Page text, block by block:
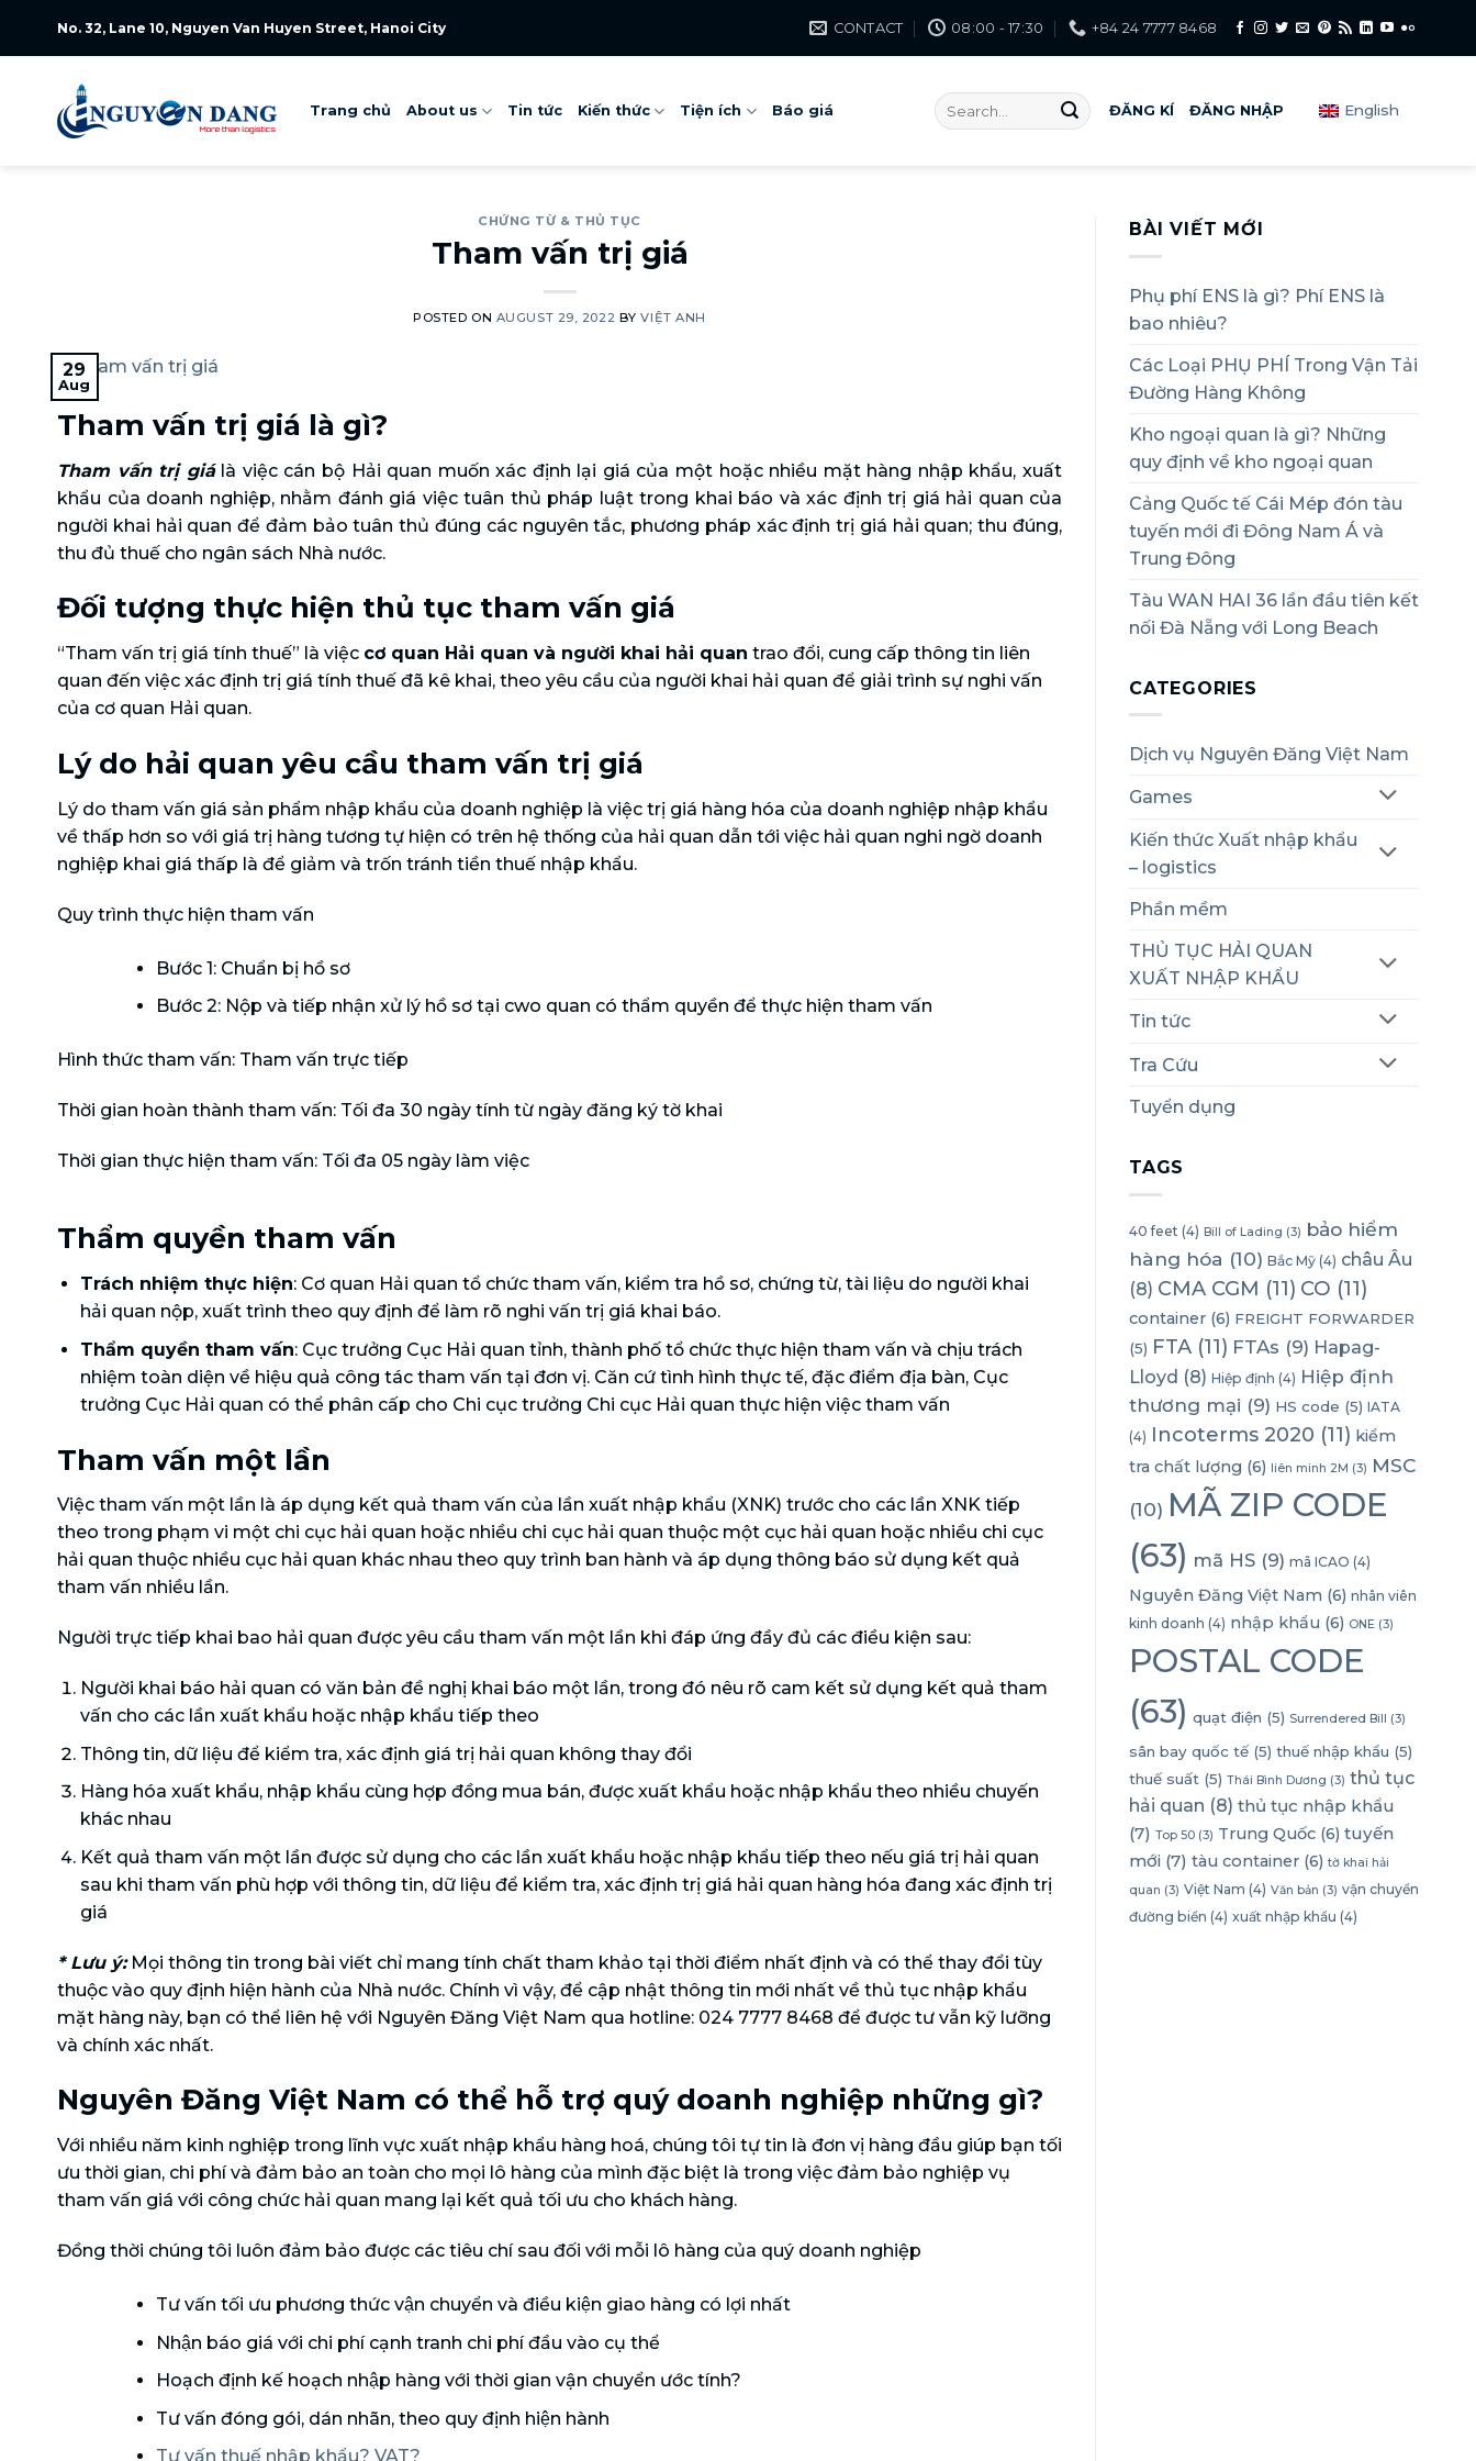
No. 32, Lane 10, Nguyen Van Huyen Street, Hanoi City CONTACT 08:00 - 17:30 +84 24 7777 8468
Trang chủ About us Tin tức Kiến thức Tiện ích Báo giá ĐĂNG KÍ ĐĂNG NHẬP English
CHỨNG TỪ & THỦ TỤC
Tham vấn trị giá
POSTED ON AUGUST 29, 2022 BYVIỆT ANH
29
Aug
Tham vấn trị giá là gì?
Tham vấn trị giálà việc cán bộ Hải quan muốn xác định lại giá của một hoặc nhiều mặt hàng nhập khẩu, xuất
khẩu của doanh nghiệp, nhằm đánh giá việc tuân thủ pháp luật trong khai báo và xác định trị giá hải quan của
người khai hải quan để đảm bảo tuân thủ đúng các nguyên tắc, phương pháp xác định trị giá hải quan; thu đúng,
thu đủ thuế cho ngân sách Nhà nước.
Đối tượng thực hiện thủ tục tham vấn giá
“Tham vấn trị giá tính thuế” là việc cơ quan Hải quan và người khai hải quan trao đổi, cung cấp thông tin liên
quan đến việc xác định trị giá tính thuế đã kê khai, theo yêu cầu của người khai hải quan để giải trình sự nghi vấn
của cơ quan Hải quan.
Lý do hải quan yêu cầu tham vấn trị giá
Lý do tham vấn giá sản phẩm nhập khẩu của doanh nghiệp là việc trị giá hàng hóa của doanh nghiệp nhập khẩu
về thấp hơn so với giá trị hàng tương tự hiện có trên hệ thống của hải quan dẫn tới việc hải quan nghi ngờ doanh
nghiệp khai giá thấp là để giảm và trốn tránh tiền thuế nhập khẩu.
Quy trình thực hiện tham vấn
Bước 1: Chuẩn bị hồ sơ
Bước 2: Nộp và tiếp nhận xử lý hồ sơ tại cwo quan có thẩm quyền để thực hiện tham vấn
Hình thức tham vấn: Tham vấn trực tiếp
Thời gian hoàn thành tham vấn: Tối đa 30 ngày tính từ ngày đăng ký tờ khai
Thời gian thực hiện tham vấn: Tối đa 05 ngày làm việc
Thẩm quyền tham vấn
Trách nhiệm thực hiện: Cơ quan Hải quan tổ chức tham vấn, kiểm tra hồ sơ, chứng từ, tài liệu do người khai
hải quan nộp, xuất trình theo quy định để làm rõ nghi vấn trị giá khai báo.
Thẩm quyền tham vấn: Cục trưởng Cục Hải quan tỉnh, thành phố tổ chức thực hiện tham vấn và chịu trách
nhiệm toàn diện về hiệu quả công tác tham vấn tại đơn vị. Căn cứ tình hình thực tế, đặc điểm địa bàn, Cục
trưởng Cục Hải quan có thể phân cấp cho Chi cục trưởng Chi cục Hải quan thực hiện việc tham vấn
Tham vấn một lần
Việc tham vấn một lần là áp dụng kết quả tham vấn của lần xuất nhập khẩu (XNK) trước cho các lần XNK tiếp
theo trong phạm vi một chi cục hải quan hoặc nhiều chi cục hải quan thuộc một cục hải quan hoặc nhiều chi cục
hải quan thuộc nhiều cục hải quan khác nhau theo quy trình ban hành và áp dụng thông báo sử dụng kết quả
tham vấn nhiều lần.
Người trực tiếp khai bao hải quan được yêu cầu tham vấn một lần khi đáp ứng đầy đủ các điều kiện sau:
Người khai báo hải quan có văn bản đề nghị khai báo một lần, trong đó nêu rõ cam kết sử dụng kết quả tham
vấn cho các lần xuất khẩu hoặc nhập khẩu tiếp theo
Thông tin, dữ liệu để kiểm tra, xác định giá trị hải quan không thay đổi
Hàng hóa xuất khẩu, nhập khẩu cùng hợp đồng mua bán, được xuất khẩu hoặc nhập khẩu theo nhiều chuyến
khác nhau
Kết quả tham vấn một lần được sử dụng cho các lần xuất khẩu hoặc nhập khẩu tiếp theo nếu giá trị hải quan
sau khi tham vấn phù hợp với thông tin, dữ liệu để kiểm tra, xác định trị giá hải quan hàng hóa đang xác định trị
giá
* Lưu ý: Mọi thông tin trong bài viết chỉ mang tính chất tham khảo tại thời điểm nhất định và có thể thay đổi tùy
thuộc vào quy định hiện hành của Nhà nước. Chính vì vậy, để cập nhật thông tin mới nhất về thủ tục nhập khẩu
mặt hàng này, bạn có thể liên hệ với Nguyên Đăng Việt Nam qua hotline: 024 7777 8468 để được tư vẫn kỹ lưỡng
và chính xác nhất.
Nguyên Đăng Việt Nam có thể hỗ trợ quý doanh nghiệp những gì?
Với nhiều năm kinh nghiệp trong lĩnh vực xuất nhập khẩu hàng hoá, chúng tôi tự tin là đơn vị hàng đầu giúp bạn tối
ưu thời gian, chi phí và đảm bảo an toàn cho mọi lô hàng của mình đặc biệt là trong việc đảm bảo nghiệp vụ
tham vấn giá với công chức hải quan mang lại kết quả tối ưu cho khách hàng.
Đồng thời chúng tôi luôn đảm bảo được các tiêu chí sau đối với mỗi lô hàng của quý doanh nghiệp
Tư vấn tối ưu phương thức vận chuyển và điều kiện giao hàng có lợi nhất
Nhận báo giá với chi phí cạnh tranh chi phí đầu vào cụ thể
Hoạch định kế hoạch nhập hàng với thời gian vận chuyển ước tính?
Tư vấn đóng gói, dán nhãn, theo quy định hiện hành
Tư vấn thuế nhập khẩu? VAT?
BÀI VIẾT MỚI
Phụ phí ENS là gì? Phí ENS là
bao nhiêu?
Các Loại PHỤ PHÍ Trong Vận Tải
Đường Hàng Không
Kho ngoại quan là gì? Những
quy định về kho ngoại quan
Cảng Quốc tế Cái Mép đón tàu
tuyến mới đi Đông Nam Á và
Trung Đông
Tàu WAN HAI 36 lần đầu tiên kết
nối Đà Nẵng với Long Beach
CATEGORIES
Dịch vụ Nguyên Đăng Việt Nam
Games
Kiến thức Xuất nhập khẩu
– logistics
Phần mềm
THỦ TỤC HẢI QUAN
XUẤT NHẬP KHẨU
Tin tức
Tra Cứu
Tuyển dụng
TAGS
40 feet (4) Bill of Lading (3) bảo hiểm
hàng hóa (10) Bắc Mỹ (4) châu Âu
(8) CMA CGM (11) CO (11)
container (6) FREIGHT FORWARDER
(5) FTA (11) FTAs (9) Hapag-
Lloyd (8) Hiệp định (4) Hiệp định
thương mại (9) HS code (5) IATA
(4) Incoterms 2020 (11) kiểm
tra chất lượng (6) liên minh 2M (3) MSC
(10) MÃ ZIP CODE
(63) mã HS (9) mã ICAO (4)
Nguyên Đăng Việt Nam (6) nhân viên
kinh doanh (4) nhập khẩu (6) ONE (3)
POSTAL CODE
(63) quạt điện (5) Surrendered Bill (3)
sân bay quốc tế (5) thuế nhập khẩu (5)
thuế suất (5) Thái Bình Dương (3) thủ tục
hải quan (8) thủ tục nhập khẩu
(7) Top 50 (3) Trung Quốc (6) tuyến
mới (7) tàu container (6) tờ khai hải
quan (3) Việt Nam (4) Văn bản (3) vận chuyển
đường biển (4) xuất nhập khẩu (4)